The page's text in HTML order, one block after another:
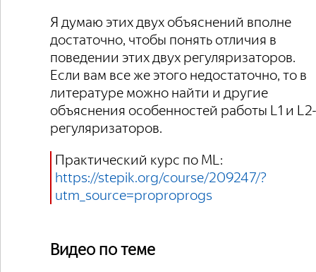
Я думаю этих двух объяснений вполне
достаточно, чтобы понять отличия в
поведении этих двух регуляризаторов.
Если вам все же этого недостаточно, то в
литературе можно найти и другие
объяснения особенностей работы L1 и L2-
регуляризаторов.
Практический курс по ML:
https://stepik.org/course/209247/?
utm_source=proproprogs
Видео по теме